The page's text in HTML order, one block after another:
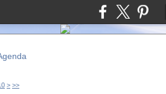
20
30
> >>